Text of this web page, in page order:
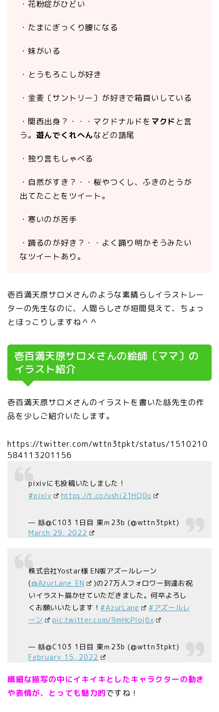
・花粉症がひどい
・たまにぎっくり腰になる
・妹がいる
・とうもろこしが好き
・金麦〔サントリー〕が好きで箱買いしている
・関西出身？・・・マクドナルドを マクド と言
う。 遊んでくれへんなどの語尾
・独り言もしゃべる
・自然がすき？・・桜やつくし、ふきのとうが
出てたことをツイート。
・寒いのが苦手
・踊るのが好き？・・よく踊り明かそうみたい
なツイートあり。
壱百満天原サロメさんのような素晴らしイラストレー
ターの先生なのに、人間らしさが垣間見えて、ちょっ
とほっこりしますね＾＾
壱百満天原サロメさんの絵師〔ママ〕の
イラスト紹介
壱百満天原サロメさんのイラストを書いた緜先生の作
品を少しご紹介いたします。
https://twitter.com/wttn3tpkt/status/1510210
584113201156
pixivにも投稿いたしました！
#pixiv
https://t.co/ushi21HQ0o
— 緜@C103 1日目 東ｍ23b (@wttn3tpkt)
March 29, 2022
株式会社Yostar様 EN版アズールレーン
(@AzurLane_EN
)の27万人フォロワー到達お祝
いイラスト描かせていただきました。何卒よろし
くお願いいたします！#AzurLane
#アズールレ
ーン
pic.twitter.com/9mHcPIoj6x
— 緜@C103 1日目 東ｍ23b (@wttn3tpkt)
February 15, 2022
繊細な描写の中にイキイキとしたキャラクターの動き
や表情が、とっても魅力的ですね！